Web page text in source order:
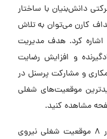
دانش‌بنیان با ساختار
کارن می‌توان به تلاش
اشاره کرد. هدف مدیریت
و افزایش رضایت
و مشارکت پرسنل در
موقعیت‌های شغلی
مشاهده کنید.
شرکت پخش کارن در حال حاضر در ۸ موقعیت شغلی نیروی